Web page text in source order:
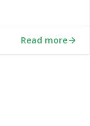
Read more